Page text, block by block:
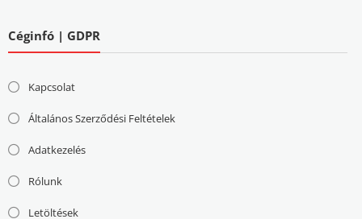
Céginfó | GDPR
Kapcsolat
Általános Szerződési Feltételek
Adatkezelés
Rólunk
Letöltések